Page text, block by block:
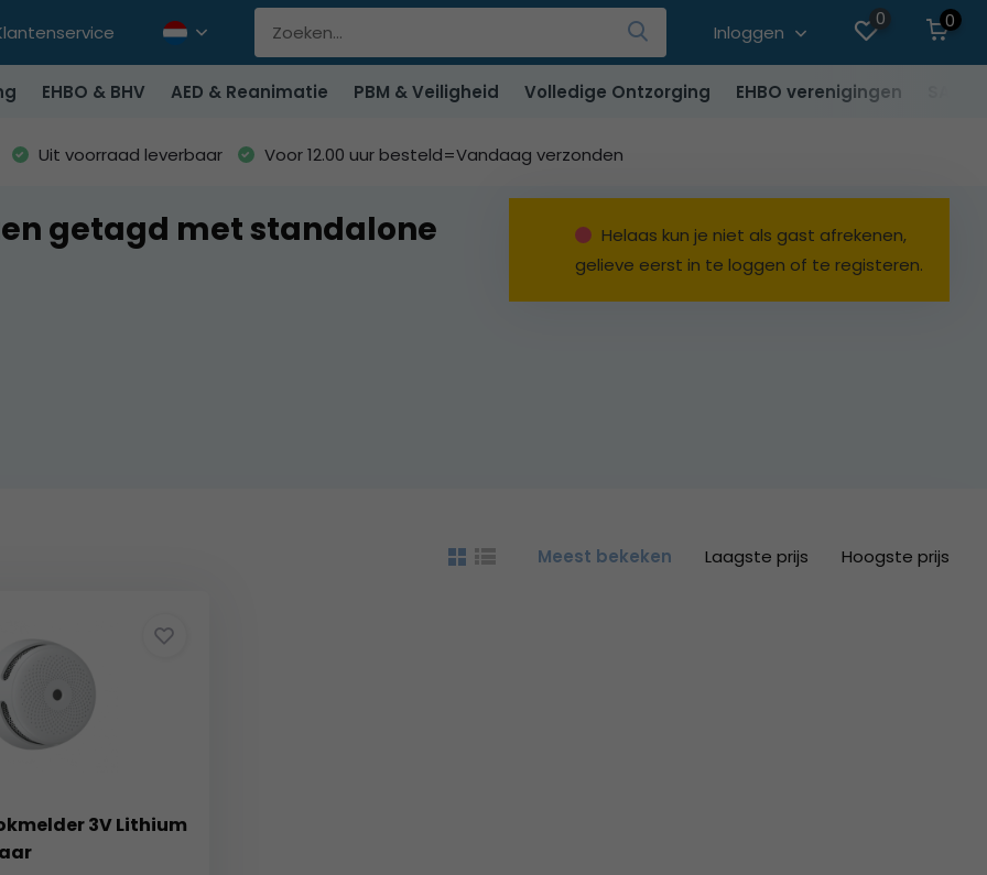
Inloggen
0
0
EHBO & BHV AED & Reanimatie PBM & Veiligheid Volledige Ontzorging EHBO verenigingen
Uit voorraad leverbaar Voor 12.00 uur besteld=Vandaag verzonden
Helaas kun je niet als gast afrekenen,
gelieve eerst in te loggen of te registeren.
getagd met standalone
Meest bekeken Laagste prijs Hoogste prijs
3V Lithium